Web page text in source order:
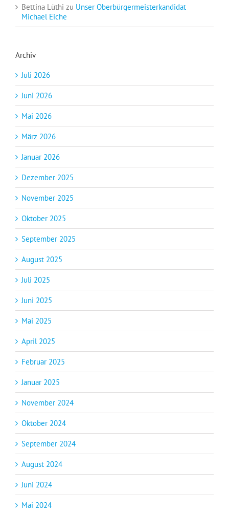
Bettina Lüthi zu Unser Oberbürgermeisterkandidat
Michael Eiche
Archiv
Juli 2026
Juni 2026
Mai 2026
März 2026
Januar 2026
Dezember 2025
November 2025
Oktober 2025
September 2025
August 2025
Juli 2025
Juni 2025
Mai 2025
April 2025
Februar 2025
Januar 2025
November 2024
Oktober 2024
September 2024
August 2024
Juni 2024
Mai 2024